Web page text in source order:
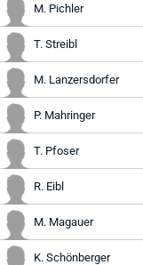
M. Pichler
T. Streibl
M. Lanzersdorfer
P. Mahringer
T. Pfoser
R. Eibl
M. Magauer
K. Schönberger